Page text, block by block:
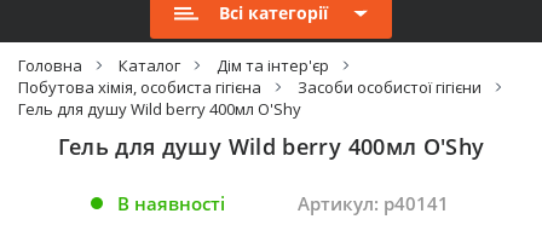
Всі категорії
Головна Каталог
Дім та інтер'єр
Побутова хімія, особиста гігієна
Засоби особистої гігієни
Гель для душу Wild berry 400мл O'Shy
Гель для душу Wild berry 400мл O'Shy
В наявності Артикул: p40141